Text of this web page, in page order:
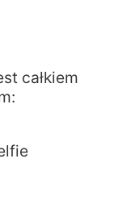
całkiem